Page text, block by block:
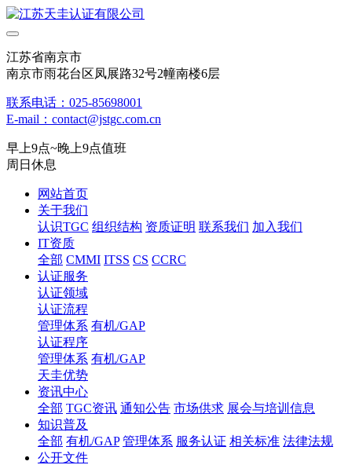
江苏省南京市
南京市雨花台区凤展路32号2幢南楼6层
联系电话：025-85698001
E-mail：contact@jstgc.com.cn
早上9点~晚上9点值班
周日休息
网站首页
关于我们
认识TGC 组织结构 资质证明 联系我们 加入我们
IT资质
全部 CMMI ITSS CS CCRC
认证服务
认证领域
认证流程
管理体系 有机/GAP
认证程序
管理体系 有机/GAP
天圭优势
资讯中心
全部 TGC资讯 通知公告 市场供求 展会与培训信息
知识普及
全部 有机/GAP 管理体系 服务认证 相关标准 法律法规
公开文件